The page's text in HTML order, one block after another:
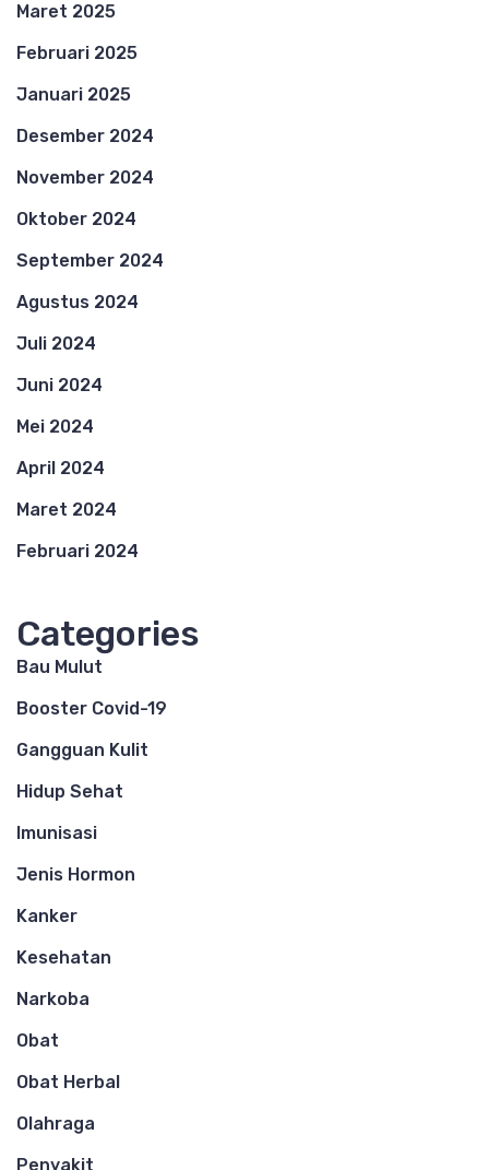
Maret 2025
Februari 2025
Januari 2025
Desember 2024
November 2024
Oktober 2024
September 2024
Agustus 2024
Juli 2024
Juni 2024
Mei 2024
April 2024
Maret 2024
Februari 2024
Categories
Bau Mulut
Booster Covid-19
Gangguan Kulit
Hidup Sehat
Imunisasi
Jenis Hormon
Kanker
Kesehatan
Narkoba
Obat
Obat Herbal
Olahraga
Penyakit